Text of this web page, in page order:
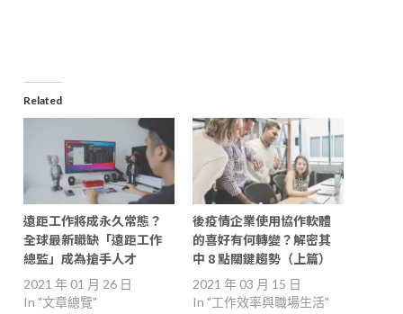
Related
遠距工作將成永久常態？
全球最新職缺「遠距工作
總監」成為搶手人才
2021 年 01 月 26 日
In "文章總覽"
後疫情企業使用協作軟體
的喜好有何轉變？解密其
中 8 點關鍵趨勢（上篇）
2021 年 03 月 15 日
In "工作效率與職場生活"